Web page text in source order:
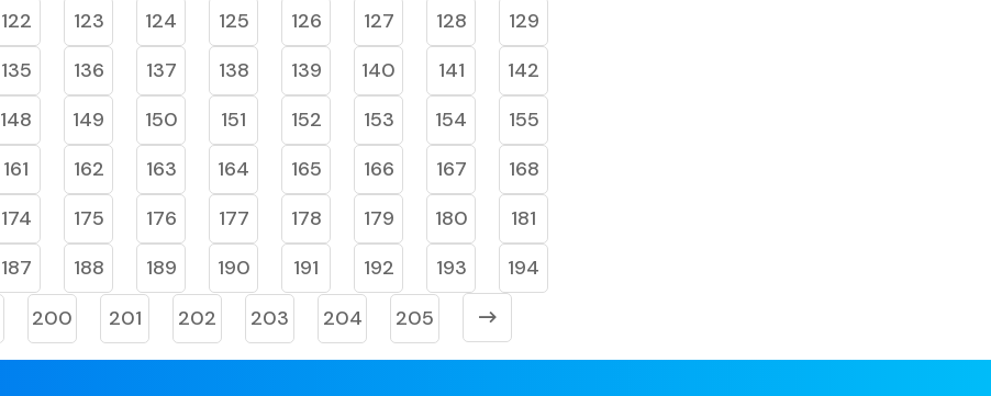
122 123 124 125 126 127 128
129
135 136 137 138 139 140 141
142
148 149 150 151 152 153 154
155
161 162 163 164 165 166 167
168
174 175 176 177 178 179 180
181
187 188 189 190 191 192 193
194
200 201 202 203 204 205